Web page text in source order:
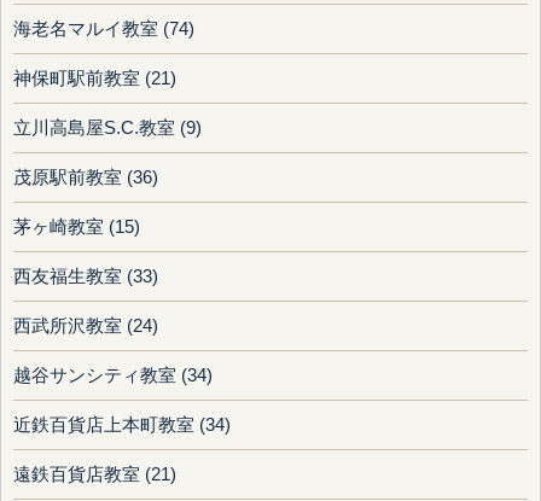
海老名マルイ教室 (74)
神保町駅前教室 (21)
立川高島屋S.C.教室 (9)
茂原駅前教室 (36)
茅ヶ崎教室 (15)
西友福生教室 (33)
西武所沢教室 (24)
越谷サンシティ教室 (34)
近鉄百貨店上本町教室 (34)
遠鉄百貨店教室 (21)